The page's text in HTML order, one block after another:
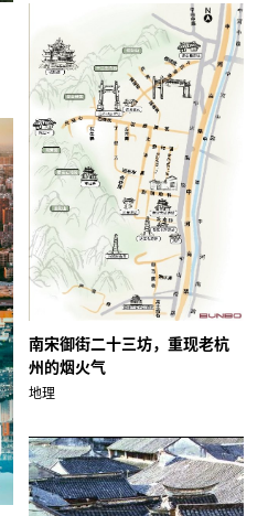
南宋御街二十三坊，重现老杭
州的烟火气
地理